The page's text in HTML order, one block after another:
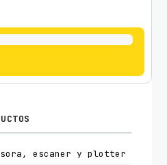
escaner y plotter